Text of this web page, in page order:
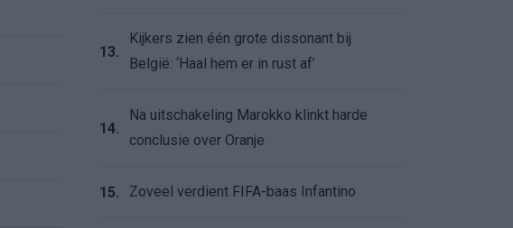
13.
Kijkers zien één grote dissonant bij
België: ‘Haal hem er in rust af’
14.
Na uitschakeling Marokko klinkt harde
conclusie over Oranje
15. Zoveel verdient FIFA-baas Infantino